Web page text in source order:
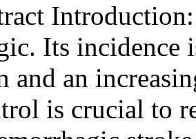
Its incidence
and an
is crucial to